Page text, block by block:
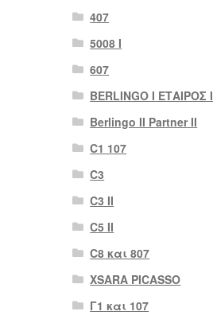
407
5008 Ι
607
BERLINGO I ΕΤΑΙΡΟΣ Ι
Berlingo II Partner II
C1 107
C3
C3 II
C5 II
C8 και 807
XSARA PICASSO
Γ1 και 107